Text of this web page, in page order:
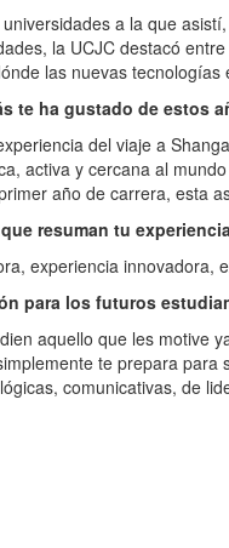
a la que
la UCJC destacó
las nuevas
te ha gustado de estos
del viaje a
activa y cercana al
año de carrera, esta
resuman tu
experiencia innovadora,
para los futuros
aquello que les motive
te prepara
comunicativas, de